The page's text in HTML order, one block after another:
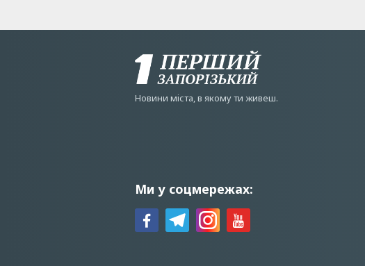
Новини мiста, в якому ти живеш.
Ми у соцмережах: